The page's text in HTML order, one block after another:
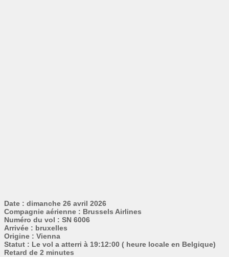
Date : dimanche 26 avril 2026
Compagnie aérienne : Brussels Airlines
Numéro du vol : SN 6006
Arrivée : bruxelles
Origine : Vienna
Statut : Le vol a atterri à 19:12:00 ( heure locale en Belgique)
Retard de 2 minutes